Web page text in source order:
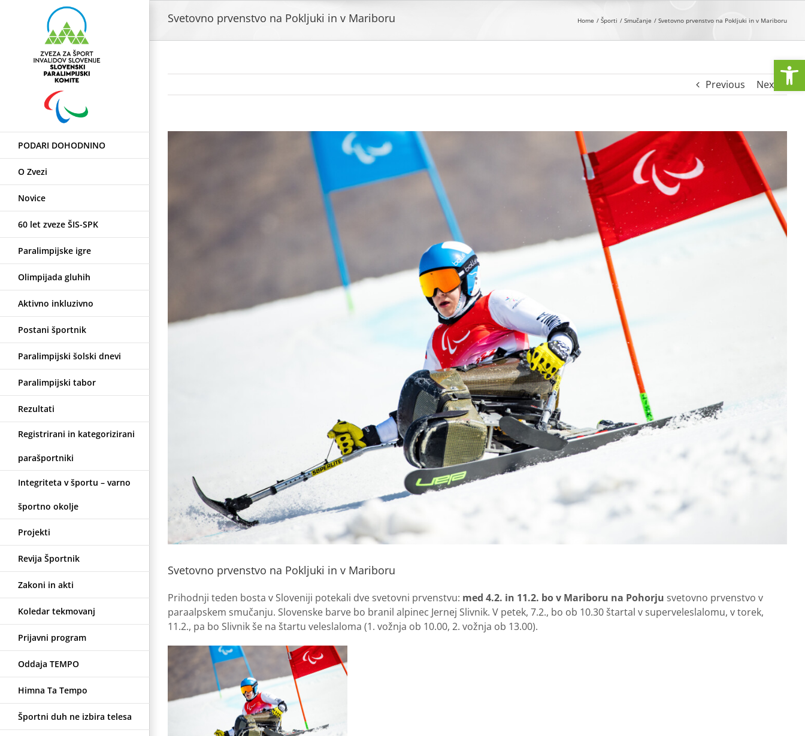
PODARI DOHODNINO
O Zvezi
Novice
60 let zveze ŠIS-SPK
Paralimpijske igre
Olimpijada gluhih
Aktivno inkluzivno
Postani športnik
Paralimpijski šolski dnevi
Paralimpijski tabor
Rezultati
Registrirani in kategorizirani
parašportniki
Integriteta v športu – varno
športno okolje
Projekti
Revija Športnik
Zakoni in akti
Koledar tekmovanj
Prijavni program
Oddaja TEMPO
Himna Ta Tempo
Športni duh ne izbira telesa
Svetovno prvenstvo na Pokljuki in v Mariboru Home Športi Smučanje Svetovno prvenstvo na Pokljuki in v Mariboru
Previous Next
Svetovno prvenstvo na Pokljuki in v Mariboru
Prihodnji teden bosta v Sloveniji potekali dve svetovni prvenstvu: med 4.2. in 11.2. bo v Mariboru na Pohorju svetovno prvenstvo v
paraalpskem smučanju. Slovenske barve bo branil alpinec Jernej Slivnik. V petek, 7.2., bo ob 10.30 štartal v superveleslalomu, v torek,
11.2., pa bo Slivnik še na štartu veleslaloma (1. vožnja ob 10.00, 2. vožnja ob 13.00).